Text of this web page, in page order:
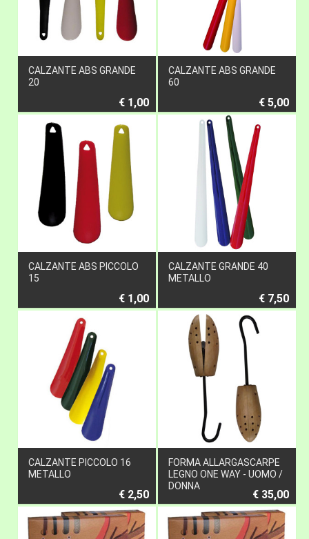
CALZANTE ABS GRANDE
20
€ 1,00
CALZANTE ABS GRANDE
60
€ 5,00
CALZANTE ABS PICCOLO
15
€ 1,00
CALZANTE GRANDE 40
METALLO
€ 7,50
CALZANTE PICCOLO 16
METALLO
€ 2,50
FORMA ALLARGASCARPE
LEGNO ONE WAY - UOMO /
DONNA
€ 35,00